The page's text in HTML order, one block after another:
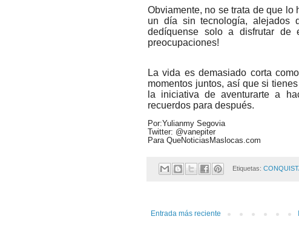
Obviamente, no se trata de que lo
un día sin tecnología, alejados
dedíquense solo a disfrutar
preocupaciones!
La vida es demasiado corta
momentos juntos, así que si
la iniciativa de aventurarte a
recuerdos para después.
Por:Yulianmy Segovia
Twitter: @vanepiter
Para QueNoticiasMaslocas.com
Etiquetas:
Entrada más reciente